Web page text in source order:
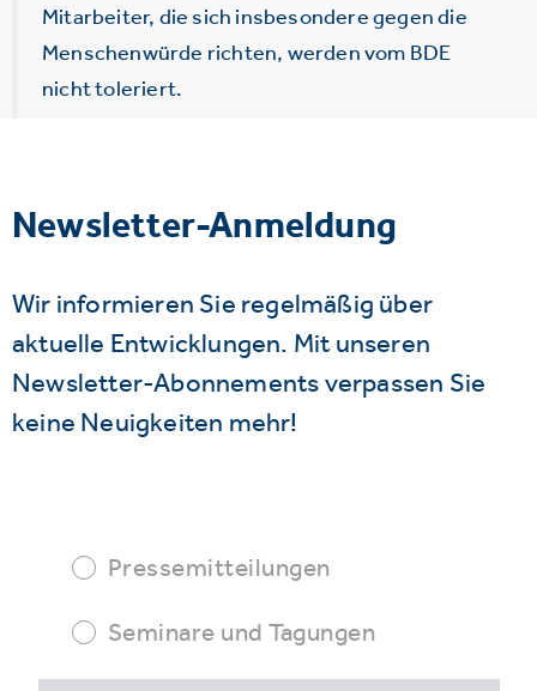
Mitarbeiter, die sich insbesondere gegen die
Menschenwürde richten, werden vom BDE
nicht toleriert.
Newsletter-Anmeldung
Wir informieren Sie regelmäßig über
aktuelle Entwicklungen. Mit unseren
Newsletter-Abonnements verpassen Sie
keine Neuigkeiten mehr!
Pressemitteilungen
Seminare und Tagungen